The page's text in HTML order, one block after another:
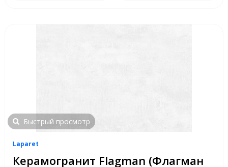
Быстрый просмотр
Laparet
Керамогранит Flagman (Флагман